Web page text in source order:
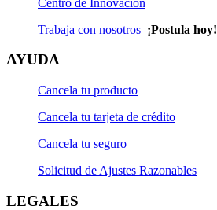
Trabaja con nosotros ¡Postula hoy!
AYUDA
Cancela tu producto
Cancela tu tarjeta de crédito
Cancela tu seguro
Solicitud de Ajustes Razonables
LEGALES